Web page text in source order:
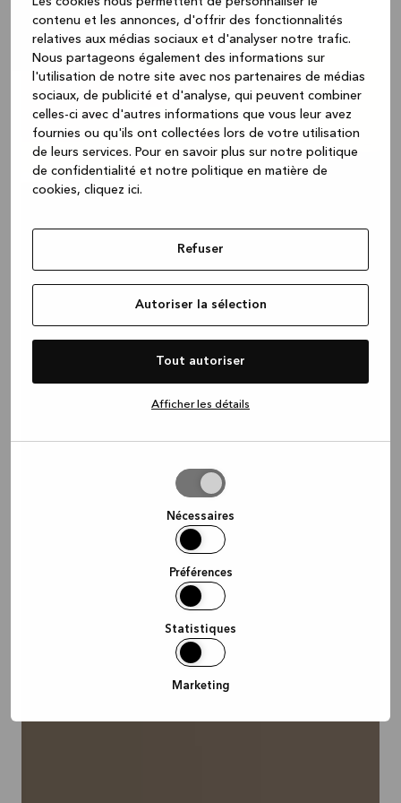
contenu et les annonces, d'offrir des fonctionnalités
relatives aux médias sociaux et d'analyser notre trafic.
Nous partageons également des informations sur
l'utilisation de notre site avec nos partenaires de médias
sociaux, de publicité et d'analyse, qui peuvent combiner
celles-ci avec d'autres informations que vous leur avez
fournies ou qu'ils ont collectées lors de votre utilisation
de leurs services. Pour en savoir plus sur notre politique
de confidentialité et notre politique en matière de
cookies, cliquez ici.
Refuser
Autoriser la sélection
Tout autoriser
Afficher les détails
Nécessaires
Préférences
Statistiques
Marketing